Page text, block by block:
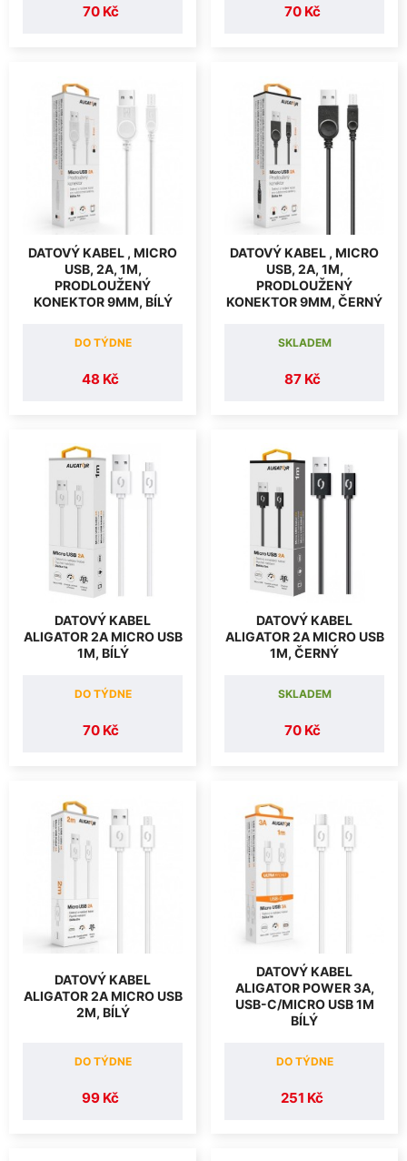
70 Kč 70 Kč
DATOVÝ KABEL , MICRO
USB, 2A, 1M,
PRODLOUŽENÝ
KONEKTOR 9MM, BÍLÝ
48 Kč
DO TÝDNE
DATOVÝ KABEL , MICRO
USB, 2A, 1M,
PRODLOUŽENÝ
KONEKTOR 9MM, ČERNÝ
87 Kč
SKLADEM
DATOVÝ KABEL
ALIGATOR 2A MICRO USB
1M, BÍLÝ
70 Kč
DO TÝDNE
DATOVÝ KABEL
ALIGATOR 2A MICRO USB
1M, ČERNÝ
70 Kč
SKLADEM
DATOVÝ KABEL
ALIGATOR 2A MICRO USB
2M, BÍLÝ
99 Kč
DO TÝDNE
DATOVÝ KABEL
ALIGATOR POWER 3A,
USB-C/MICRO USB 1M
BÍLÝ
251 Kč
DO TÝDNE